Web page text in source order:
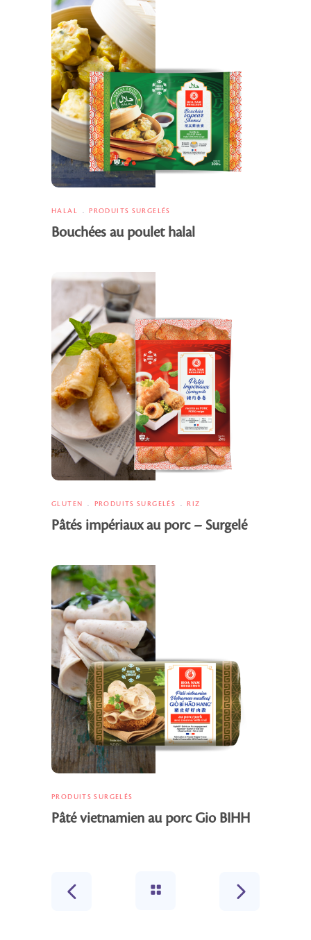
HALAL PRODUITS SURGELÉS
Bouchées au poulet halal
GLUTEN PRODUITS SURGELÉS RIZ
Pâtés impériaux au porc – Surgelé
PRODUITS SURGELÉS
Pâté vietnamien au porc Gio BIHH